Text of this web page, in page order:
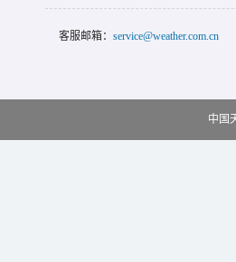
客服邮箱： service@weather.com.cn
中国